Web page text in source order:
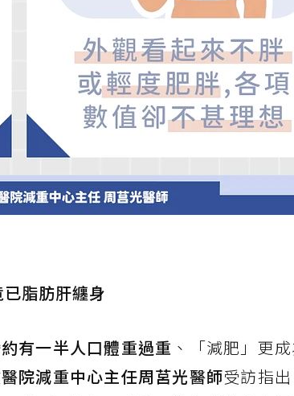
脂肪肝纏身
有一半人口體重過重 、「減肥」更
院減重中心主任周莒光醫師受訪指